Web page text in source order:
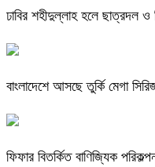
ঢাবির শহীদুল্লাহ হলে ছাত্রদল ও
বাংলাদেশে আসছে তুর্কি মেগা
ফিফার বিতর্কিত বাণিজ্যিক